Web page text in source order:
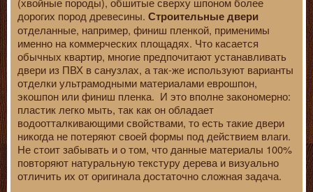
дорогих пород древесины. Строительные двери
отделанные, например, финиш пленкой, применимы
именно на коммерческих площадях. Что касается
обычных квартир, многие предпочитают устанавливать
двери из ПВХ в санузлах, а так-же используют варианты
отделки ультрамодными материалами еврошпон,
экошпон или финиш пленка. И это вполне закономерно:
пластик легко мыть, так как он обладает
водоотталкивающими свойствами, то есть такие двери
никогда не потеряют своей формы под действием влаги.
Не стоит забывать и о том, что данные материалы 100%
повторяют натуральную текстуру дерева и визуально
отличить их от оригинала достаточно сложная задача.